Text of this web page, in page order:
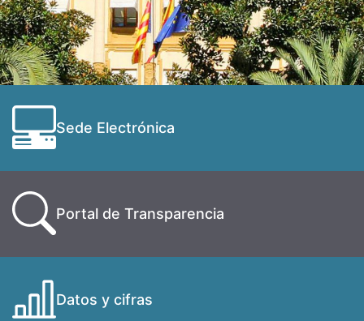
Sede Electrónica
Portal de Transparencia
Datos y cifras